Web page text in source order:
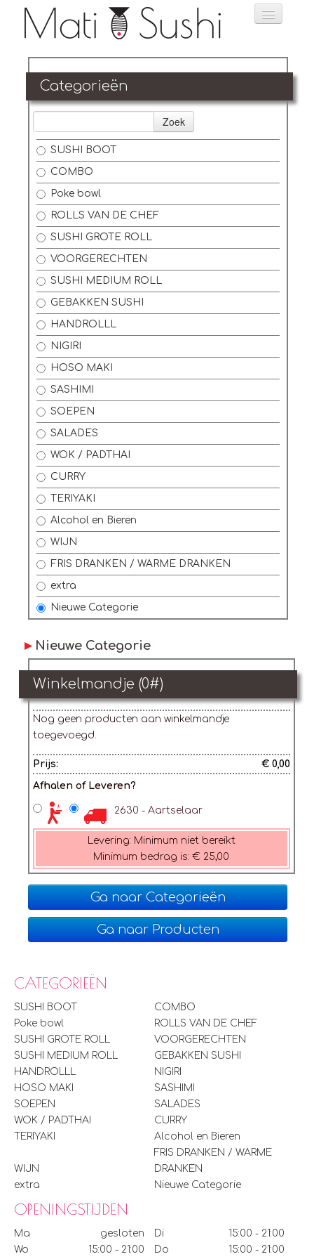
Bestellen
Reservatie
Foto's
Login
Contact
Categorieën
Zoek
SUSHI BOOT
COMBO
Poke bowl
ROLLS VAN DE CHEF
SUSHI GROTE ROLL
VOORGERECHTEN
SUSHI MEDIUM ROLL
GEBAKKEN SUSHI
HANDROLLL
NIGIRI
HOSO MAKI
SASHIMI
SOEPEN
SALADES
WOK / PADTHAI
CURRY
TERIYAKI
Alcohol en Bieren
WIJN
FRIS DRANKEN / WARME DRANKEN
extra
Nieuwe Categorie
Nieuwe Categorie
Winkelmandje (0#)
Nog geen producten aan winkelmandje
toegevoegd.
Prijs: € 0,00
Afhalen of Leveren?
2630 - Aartselaar
Levering: Minimum niet bereikt
Minimum bedrag is:€ 25,00
Ga naar Categorieën
Ga naar Producten
CATEGORIEËN
SUSHI BOOT
COMBO
Poke bowl
ROLLS VAN DE CHEF
SUSHI GROTE ROLL
VOORGERECHTEN
SUSHI MEDIUM ROLL
GEBAKKEN SUSHI
HANDROLLL
NIGIRI
HOSO MAKI
SASHIMI
SOEPEN
SALADES
WOK / PADTHAI
CURRY
TERIYAKI
Alcohol en Bieren
WIJN
FRIS DRANKEN / WARME
DRANKEN
extra
Nieuwe Categorie
OPENINGSTIJDEN
Ma gesloten Di
15:00 - 21:00
Wo
15:00 - 21:00 Do 15:00 - 21:00